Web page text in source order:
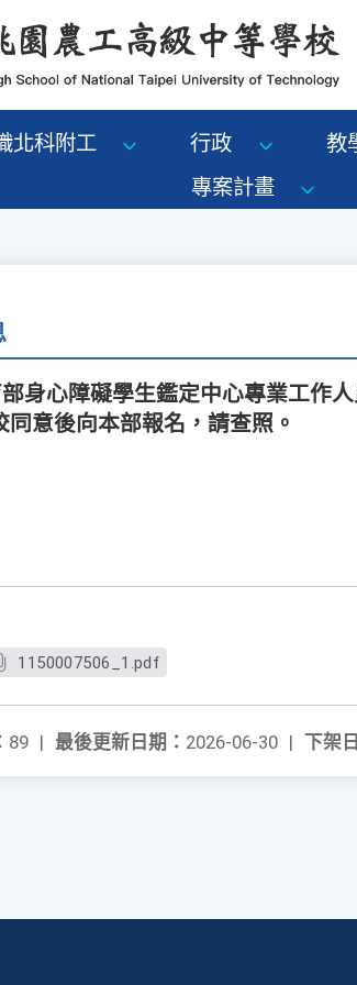
北科附工 行政 教
專案計畫
身心障礙學生鑑定中心專業工作
意後向本部報名，請查照。
1150007506_1.pdf
下架
最後更新日期： 2026-06-30 |
89 |